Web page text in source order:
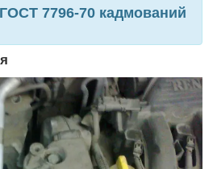
7796-70 кадмований